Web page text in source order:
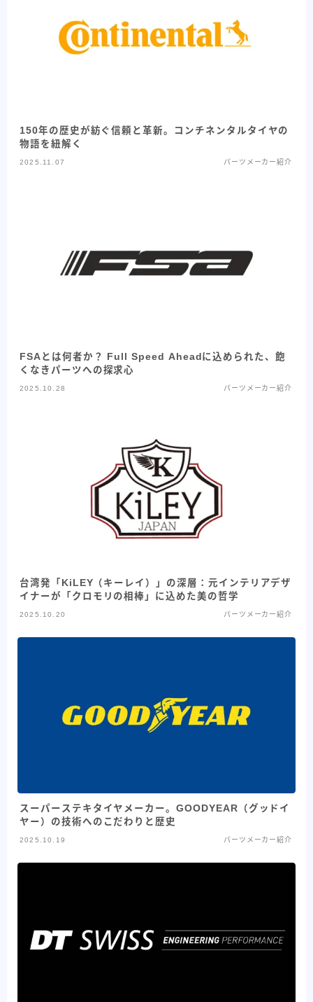
150年の歴史が紡ぐ信頼と革新。コンチネンタルタイヤの
物語を紐解く
2025.11.07 パーツメーカー紹介
FSAとは何者か？ Full Speed Aheadに込められた、飽
くなきパーツへの探求心
2025.10.28 パーツメーカー紹介
台湾発「KiLEY（キーレイ）」の深層：元インテリアデザ
イナーが「クロモリの相棒」に込めた美の哲学
2025.10.20 パーツメーカー紹介
スーパーステキタイヤメーカー。GOODYEAR（グッドイ
ヤー）の技術へのこだわりと歴史
2025.10.19 パーツメーカー紹介